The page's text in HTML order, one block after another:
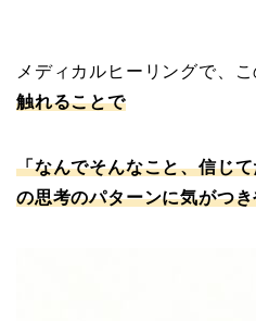
メディカルヒーリングで、
触れることで
「なんでそんなこと、信じ
の思考のパターンに気がつ